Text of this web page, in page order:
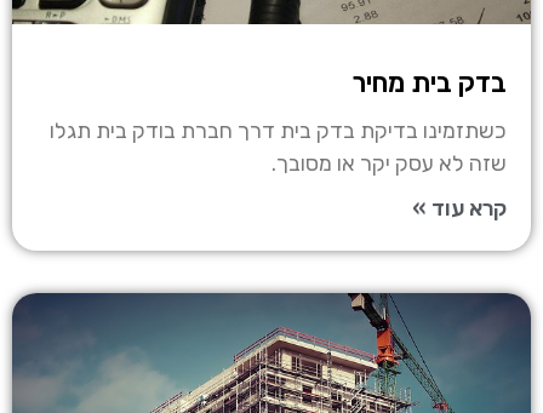
בדק בית מחיר
כשתזמינו בדיקת בדק בית דרך חברת בודק בית תגלו
שזה לא עסק יקר או מסובך.
קרא עוד »